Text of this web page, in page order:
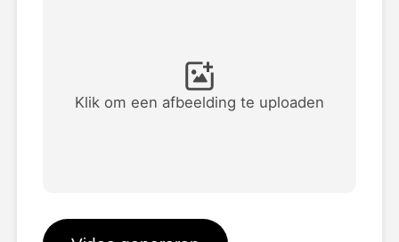
Andere instrumenten
Bekijk alle sjablonen
Klik om een afbeelding te uploaden